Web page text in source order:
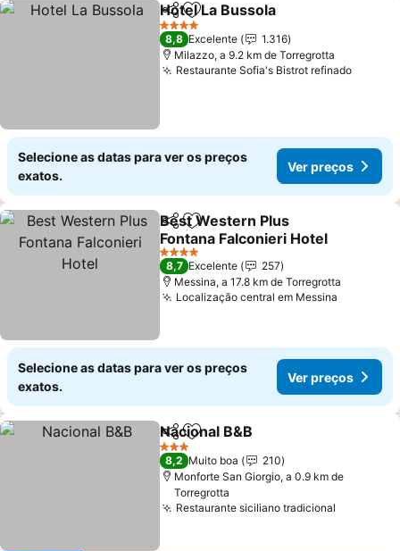
PartilharAdicionar aos favoritos
Hotel La Bussola
4 Estrelas
8,8 Excelente
1.316
Milazzo, a 9.2 km de Torregrotta
Restaurante Sofia's Bistrot refinado
Selecione as datas para ver os preços
exatos.
Ver preços
PartilharAdicionar aos favoritos
Best Western Plus
Fontana Falconieri Hotel
4 Estrelas
8,7 Excelente
257
Messina, a 17.8 km de Torregrotta
Localização central em Messina
Selecione as datas para ver os preços
exatos.
Ver preços
PartilharAdicionar aos favoritos
Nacional B&B
3 Estrelas
8,2 Muito boa
210
Monforte San Giorgio, a 0.9 km de
Torregrotta
Restaurante siciliano tradicional